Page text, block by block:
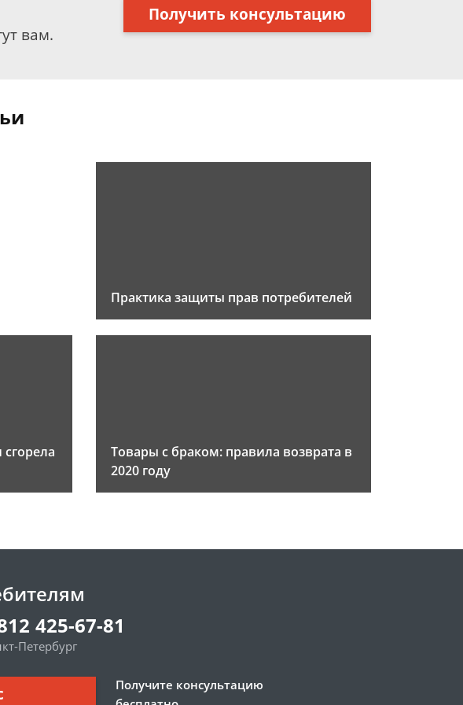
вам.
Получить консультацию
Практика защиты прав потребителей
Товары с браком: правила возврата в
2020 году
425-67-81
Петербург
Получите консультацию